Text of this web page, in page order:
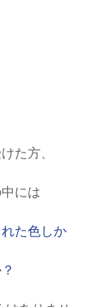
た方、
には
た色しか